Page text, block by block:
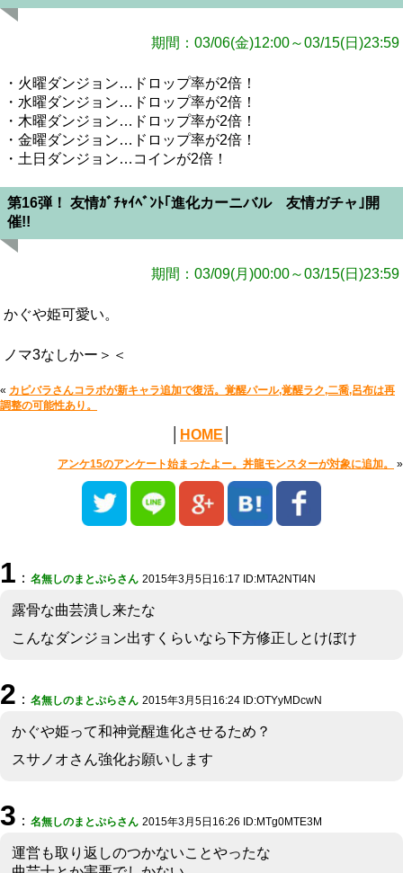
期間：03/06(金)12:00～03/15(日)23:59
・火曜ダンジョン…ドロップ率が2倍！
・水曜ダンジョン…ドロップ率が2倍！
・木曜ダンジョン…ドロップ率が2倍！
・金曜ダンジョン…ドロップ率が2倍！
・土日ダンジョン…コインが2倍！
第16弾！ 友情ｶﾞﾁｬｲﾍﾞﾝﾄ｢進化カーニバル 友情ガチャ｣開
催!!
期間：03/09(月)00:00～03/15(日)23:59
かぐや姫可愛い。
ノマ3なしかー＞＜
« カピバラさんコラボが新キャラ追加で復活。覚醒パール,覚醒ラク,二喬,呂布は再
調整の可能性あり。
HOME
アンケ15のアンケート始まったよー。丼龍モンスターが対象に追加。 »
1 ： 名無しのまとぷらさん 2015年3月5日16:17 ID:MTA2NTI4N
露骨な曲芸潰し来たな
こんなダンジョン出すくらいなら下方修正しとけぼけ
2 ： 名無しのまとぷらさん 2015年3月5日16:24 ID:OTYyMDcwN
かぐや姫って和神覚醒進化させるため？
スサノオさん強化お願いします
3 ： 名無しのまとぷらさん 2015年3月5日16:26 ID:MTg0MTE3M
運営も取り返しのつかないことやったな